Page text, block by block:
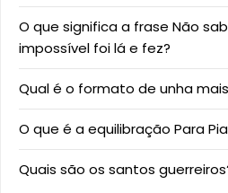
O que significa a frase Não
impossível foi lá e fez?
Qual é o formato de unha
O que é a equilibração Para
Quais são os santos